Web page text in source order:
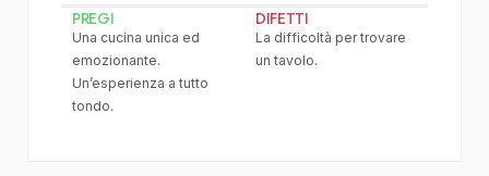
PREGI
Una cucina unica ed
emozionante.
Un’esperienza a tutto
tondo.
DIFETTI
La difficoltà per trovare
un tavolo.